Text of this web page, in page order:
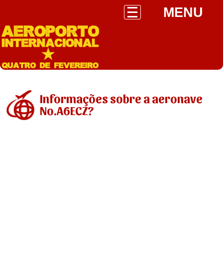
MENU
Informações sobre a aeronave
No.A6ECZ?